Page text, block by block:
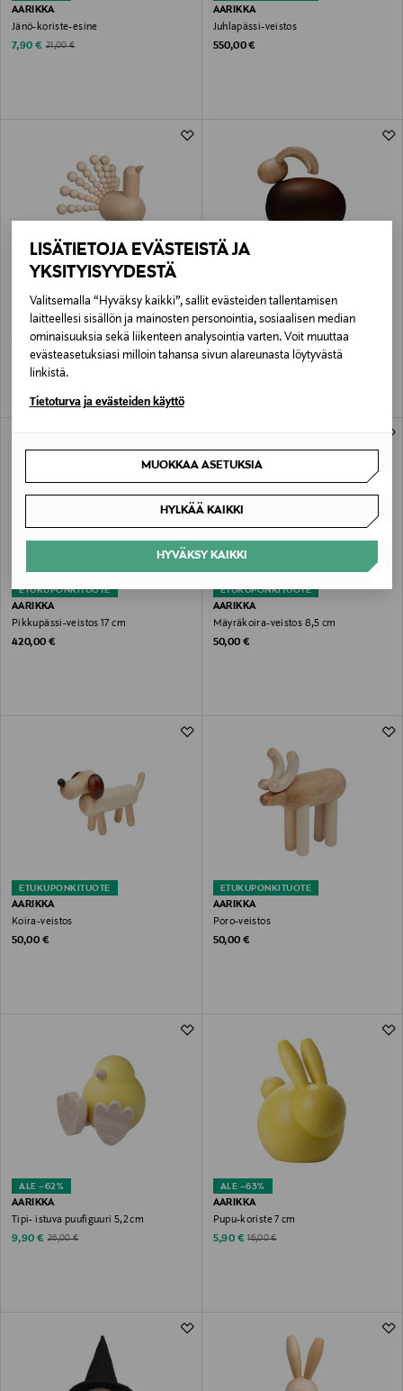
LISÄTIETOJA EVÄSTEISTÄ JA
YKSITYISYYDESTÄ
Valitsemalla “Hyväksy kaikki”, sallit evästeiden tallentamisen
laitteellesi sisällön ja mainosten personointia, sosiaalisen median
ominaisuuksia sekä liikenteen analysointia varten. Voit muuttaa
evästeasetuksiasi milloin tahansa sivun alareunasta löytyvästä
linkistä.
Tietoturva ja evästeiden käyttö
MUOKKAA ASETUKSIA
HYLKÄÄ KAIKKI
HYVÄKSY KAIKKI
AARIKKA
Jänö-koriste-esine
Discounted Price
7,90 € Original Price
21,00 €
AARIKKA
Juhlapässi-veistos
Original Price
550,00 €
AARIKKA
Metso-koriste 24 x 23 cm
Original Price
190,00 €
AARIKKA
Vuohi-koriste
Original Price
50,00 €
ETUKUPONKITUOTE
AARIKKA
Pikkupässi-veistos 17 cm
Original Price
420,00 €
ETUKUPONKITUOTE
AARIKKA
Mäyräkoira-veistos 8,5 cm
Original Price
50,00 €
ETUKUPONKITUOTE
AARIKKA
Koira-veistos
Original Price
50,00 €
ETUKUPONKITUOTE
AARIKKA
Poro-veistos
Original Price
50,00 €
ALE –62%
AARIKKA
Tipi- istuva puufiguuri 5,2 cm
Discounted Price
9,90 € Original Price
26,00 €
ALE –63%
AARIKKA
Pupu-koriste 7 cm
Discounted Price
5,90 € Original Price
16,00 €